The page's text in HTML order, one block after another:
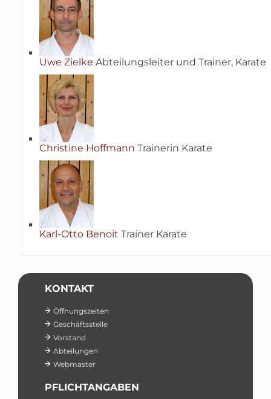
Uwe Zielke Abteilungsleiter und Trainer, Karate
Christine Hoffmann Trainerin Karate
Karl-Otto Benoit Trainer Karate
KONTAKT
Öffnungszeiten
Geschäftsstelle
Vorstand
Abteilungen
Webmaster
PFLICHTANGABEN